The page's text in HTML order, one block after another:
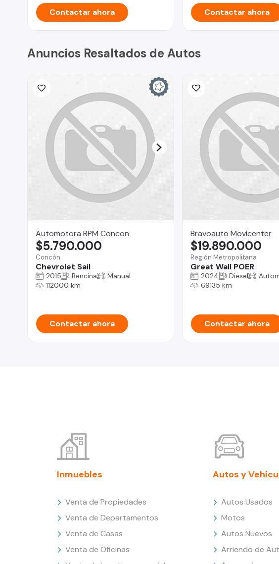
Contactar ahora Contactar ahora
Anuncios Resaltados de Autos
Automotora RPM Concon
Concón
Chevrolet Sail
$5.790.000
2015 Bencina
Manual
112000 km
Contactar ahora
Bravoauto Movicenter
Región Metropolitana
Great Wall POER
$19.890.000
2024 Diesel
69135 km
Contactar ahora
Inmuebles
Venta de Propiedades
Venta de Departamentos
Venta de Casas
Venta de Oficinas
Autos y
Autos Usados
Motos
Autos Nuevos
Arriendo de